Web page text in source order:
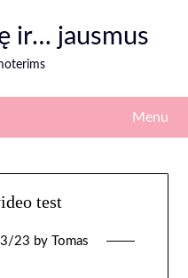
ir… jausmus
Menu
test
23 by Tomas